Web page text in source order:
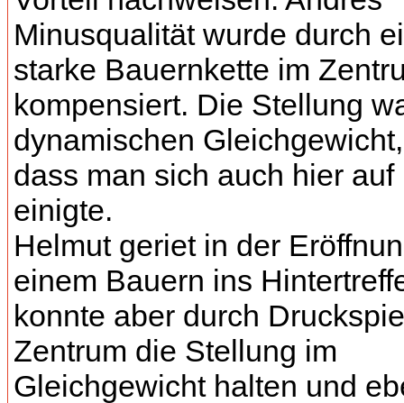
Minusqualität wurde durch
starke Bauernkette im
kompensiert. Die Stellung
dynamischen
dass man sich auch hier auf
einigte.
Helmut geriet in der
einem Bauern ins
konnte aber durch
Zentrum die Stellung im
Gleichgewicht halten und